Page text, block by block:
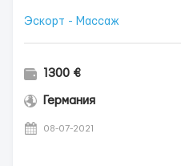
Эскорт - Массаж
1300 €
Германия
08-07-2021